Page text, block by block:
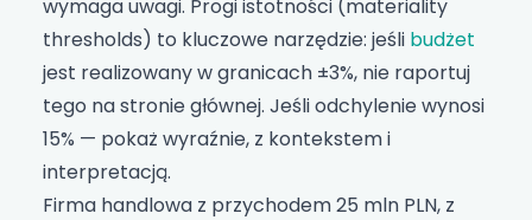
wymaga uwagi. Progi istotności (materiality
thresholds) to kluczowe narzędzie: jeśli budżet
jest realizowany w granicach ±3%, nie raportuj
tego na stronie głównej. Jeśli odchylenie wynosi
15% — pokaż wyraźnie, z kontekstem i
interpretacją.
Firma handlowa z przychodem 25 mln PLN, z